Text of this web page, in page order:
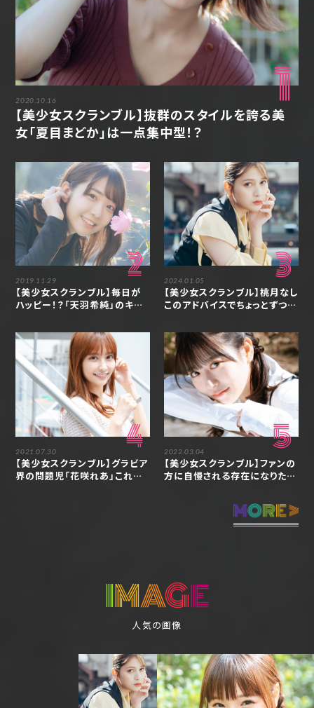
1
2020.10.16
【美少女スクランブル】抜群のスタイルを誇る美
女「夏目まどか」は一点集中型！？
2
2019.11.29
【美少女スクランブル】毎日が
ハッピー！？「天羽希純」のキュ
3
2024.01.05
【美少女スクランブル】桃月なし
このアドバイスでちょっとずつ自
ました「アンジェラ芽衣」
4
2021.07.30
【美少女スクランブル】グラビア
界の問題児「花咲れあ」これか
5
2022.03.04
【美少女スクランブル】ファンの
方に自慢される存在になりたい
IMAGE
人気の画像